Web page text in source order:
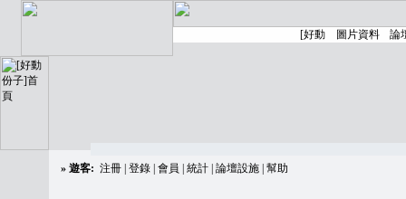
» 遊客: 注冊 登錄 會員 統計 論壇設施 幫助